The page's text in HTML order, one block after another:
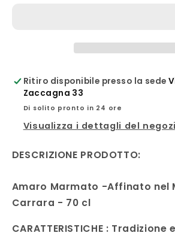
Ritiro disponibile presso la sede
Zaccagna 33
Di solito pronto in 24 ore
Visualizza i dettagli del
DESCRIZIONE PRODOTTO:
Amaro Marmato -Affinato nel
Carrara - 70 cl
CARATTERISTICHE :